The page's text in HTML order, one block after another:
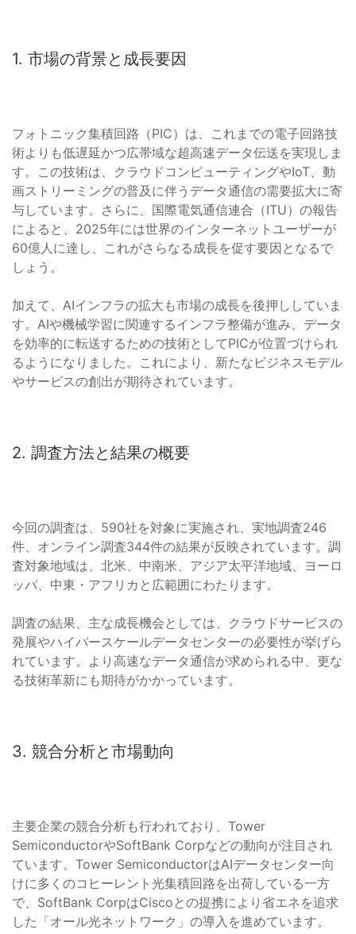
1. 市場の背景と成長要因
フォトニック集積回路（PIC）は、これまでの電子回路技
術よりも低遅延かつ広帯域な超高速データ伝送を実現しま
す。この技術は、クラウドコンピューティングやIoT、動
画ストリーミングの普及に伴うデータ通信の需要拡大に寄
与しています。さらに、国際電気通信連合（ITU）の報告
によると、2025年には世界のインターネットユーザーが
60億人に達し、これがさらなる成長を促す要因となるで
しょう。
加えて、AIインフラの拡大も市場の成長を後押ししていま
す。AIや機械学習に関連するインフラ整備が進み、データ
を効率的に転送するための技術としてPICが位置づけられ
るようになりました。これにより、新たなビジネスモデル
やサービスの創出が期待されています。
2. 調査方法と結果の概要
今回の調査は、590社を対象に実施され、実地調査246
件、オンライン調査344件の結果が反映されています。調
査対象地域は、北米、中南米、アジア太平洋地域、ヨーロ
ッパ、中東・アフリカと広範囲にわたります。
調査の結果、主な成長機会としては、クラウドサービスの
発展やハイパースケールデータセンターの必要性が挙げら
れています。より高速なデータ通信が求められる中、更な
る技術革新にも期待がかかっています。
3. 競合分析と市場動向
主要企業の競合分析も行われており、Tower
SemiconductorやSoftBank Corpなどの動向が注目され
ています。Tower SemiconductorはAIデータセンター向
けに多くのコヒーレント光集積回路を出荷している一方
で、SoftBank CorpはCiscoとの提携により省エネを追求
した「オール光ネットワーク」の導入を進めています。